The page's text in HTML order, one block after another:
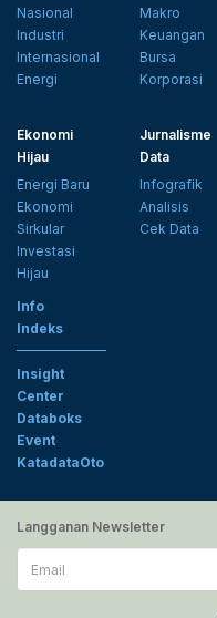
Nasional
Industri
Internasional
Energi
Makro
Keuangan
Bursa
Korporasi
Ekonomi
Hijau
Energi Baru
Ekonomi
Sirkular
Investasi
Hijau
Jurnalisme
Data
Infografik
Analisis
Cek Data
Info
Indeks
Insight
Center
Databoks
Event
KatadataOto
Langganan Newsletter
Email